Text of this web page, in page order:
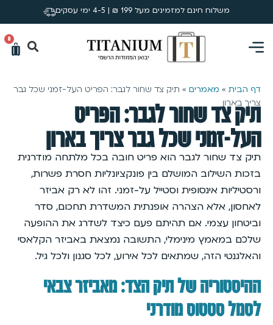
משלוח חינם למזמינים מעל 199 ₪ | 4-5 ימי עסקים
0
דף הבית » מאמרים » תיק צד שחור לגבר: הפריט העל-זמני שכל גבר
צריך בארון
תיק צד שחור לגבר: הפריט
העל-זמני שכל גבר צריך בארון
תיק צד שחור לגבר הוא פריט חובה בכל מלתחה מודרנית
בזכות השילוב המושלם בין פונקציונליות חסרת פשרות,
ורסטיליות אינסופית וסטייל על-זמני. זהו לא רק אביזר
לאחסון, אלא הצהרה אופנתית המשדרת תחכום, סדר
וביטחון עצמי. אם תהיתם פעם כיצד לשדרג את ההופעה
שלכם במאמץ מינימלי, התשובה נמצאת באביזר הקלאסי
והאלגנטי הזה, שמתאים לכל אירוע, לכל סגנון ולכל גיל.
ההיסטוריה של תיק הצד: מאביזר צבאי
לסמל סטטוס מודרני